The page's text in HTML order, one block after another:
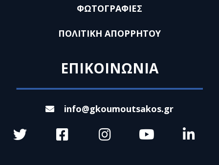
ΦΩΤΟΓΡΑΦΙΕΣ
ΠΟΛΙΤΙΚΗ ΑΠΟΡΡΗΤΟΥ
ΕΠΙΚΟΙΝΩΝΙΑ
info@gkoumoutsakos.gr